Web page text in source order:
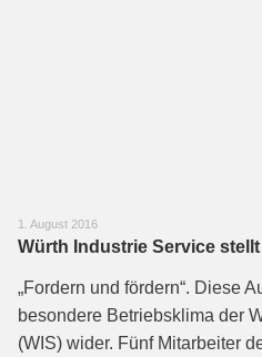
1. August 2016
Würth Industrie Service
„Fordern und fördern“. Diese
besondere Betriebsklima der
(WIS) wider. Fünf Mitarbeiter